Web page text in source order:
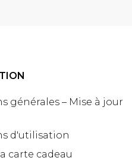
générales – Mise à jour
d'utilisation
carte cadeau